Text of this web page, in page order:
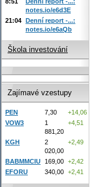
notes.io/e6d3E
21:04 Denní report -...:
notes.io/e6aQb
Škola investování
Zajímavé vzestupy
PEN 7,30
+14,06
VOW3
1
881,20
+4,51
KGH
2
020,00
+2,49
BABMMCIU 169,00 +2,42
EFORU
340,00 +2,41